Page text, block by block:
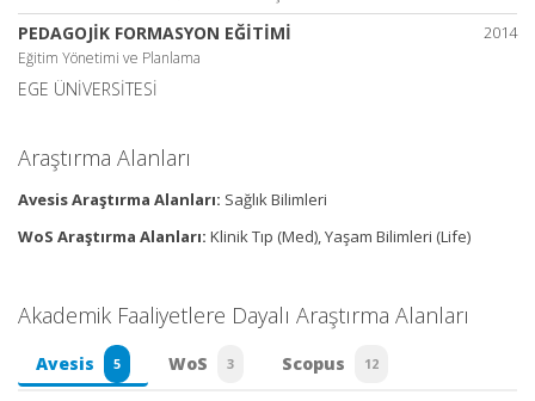
2014
PEDAGOJİK FORMASYON EĞİTİMİ
Eğitim Yönetimi ve Planlama
EGE ÜNİVERSİTESİ
Araştırma Alanları
Avesis Araştırma Alanları: Sağlık Bilimleri
WoS Araştırma Alanları: Klinik Tıp (Med), Yaşam Bilimleri (Life)
Akademik Faaliyetlere Dayalı Araştırma Alanları
Avesis 5 WoS 3 Scopus 12